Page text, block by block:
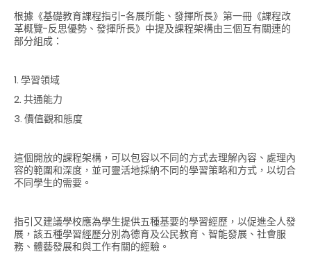
根據《基礎教育課程指引-各展所能、發揮所長》第一冊《課程改
革概覽-反思優勢、發揮所長》中提及課程架構由三個互有關連的
部分組成：
1. 學習領域
2. 共通能力
3. 價值觀和態度
這個開放的課程架構，可以包容以不同的方式去理解內容、處理內
容的範圍和深度，並可靈活地採納不同的學習策略和方式，以切合
不同學生的需要。
指引又建議學校應為學生提供五種基要的學習經歷，以促進全人發
展，該五種學習經歷分別為德育及公民教育、智能發展、社會服
務、體藝發展和與工作有關的經驗。